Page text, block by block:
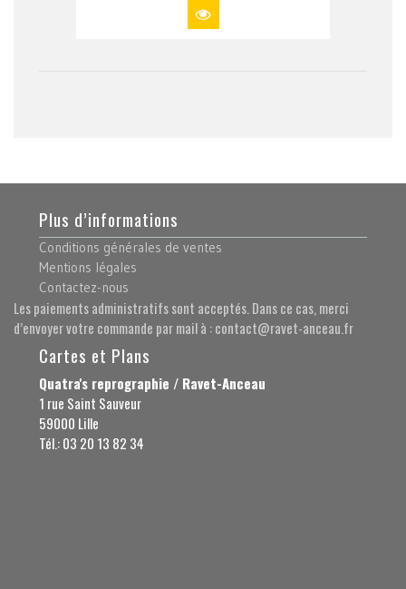
Plus d’informations
Conditions générales de ventes
Mentions légales
Contactez-nous
Les paiements administratifs sont acceptés. Dans ce cas, merci
d’envoyer votre commande par mail à : contact@ravet-anceau.fr
Cartes et Plans
Quatra's reprographie / Ravet-Anceau
1 rue Saint Sauveur
59000 Lille
Tél.: 03 20 13 82 34